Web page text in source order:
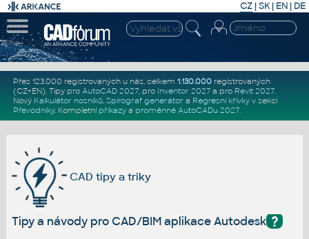
CZ | SK| EN | DE
Přes 123.000 registrovaných u nás, celkem 1.130.000registrovaných
(CZ+EN). Tipy pro AutoCAD 2027, pro Inventor 2027a pro Revit 2027.
Nový Kalkulátor nosníků, Spirograf generátor a Regresní křivkyv sekci
Převodníky. Kompletní příkazya proměnné AutoCADu 2027.
CAD tipy a triky
?
Tipy a návody pro CAD/BIM aplikace Autodesk